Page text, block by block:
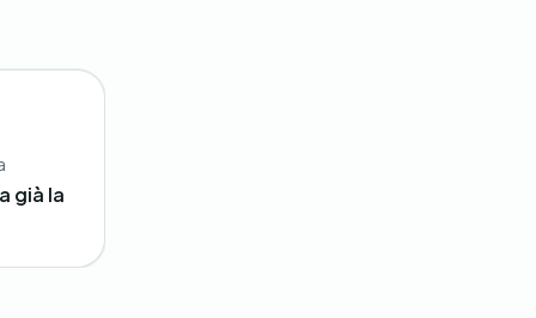
già la